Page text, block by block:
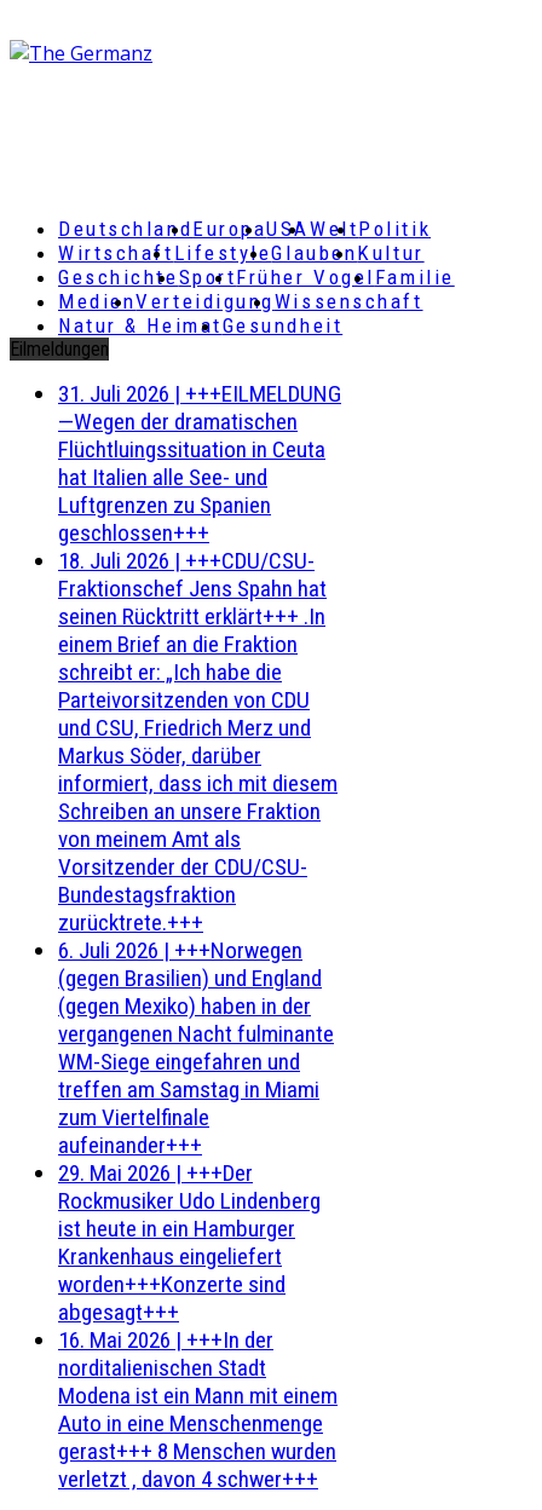
DeutschlandEuropaUSAWeltPolitik
Wirtschaft LifestyleGlaubenKultur
GeschichteSportFrüher Vogel Familie
MedienVerteidigungWissenschaft
Natur & HeimatGesundheit
Eilmeldungen
31. Juli 2026 | +++EILMELDUNG
—Wegen der dramatischen
Flüchtluingssituation in Ceuta
hat Italien alle See- und
Luftgrenzen zu Spanien
geschlossen+++
18. Juli 2026 | +++CDU/CSU-
Fraktionschef Jens Spahn hat
seinen Rücktritt erklärt+++ .In
einem Brief an die Fraktion
schreibt er: „Ich habe die
Parteivorsitzenden von CDU
und CSU, Friedrich Merz und
Markus Söder, darüber
informiert, dass ich mit diesem
Schreiben an unsere Fraktion
von meinem Amt als
Vorsitzender der CDU/CSU-
Bundestagsfraktion
zurücktrete.+++
6. Juli 2026 | +++Norwegen
(gegen Brasilien) und England
(gegen Mexiko) haben in der
vergangenen Nacht fulminante
WM-Siege eingefahren und
treffen am Samstag in Miami
zum Viertelfinale
aufeinander+++
29. Mai 2026 | +++Der
Rockmusiker Udo Lindenberg
ist heute in ein Hamburger
Krankenhaus eingeliefert
worden+++Konzerte sind
abgesagt+++
16. Mai 2026 | +++In der
norditalienischen Stadt
Modena ist ein Mann mit einem
Auto in eine Menschenmenge
gerast+++ 8 Menschen wurden
verletzt , davon 4 schwer+++